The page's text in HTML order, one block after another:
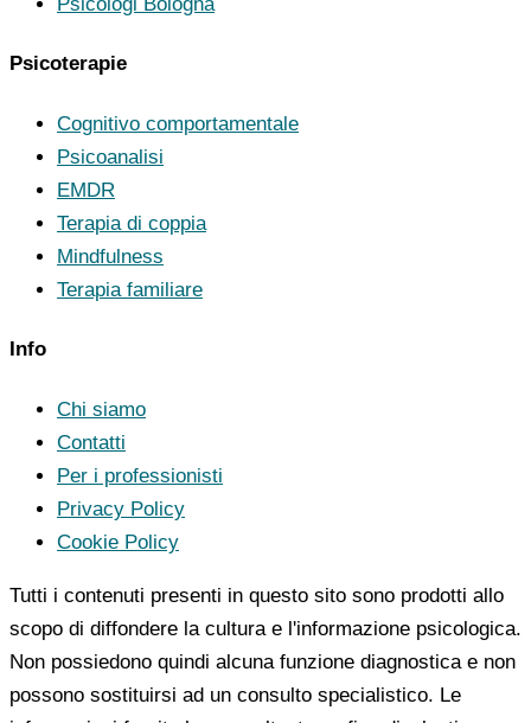
Psicoterapie
Cognitivo comportamentale
Psicoanalisi
EMDR
Terapia di coppia
Mindfulness
Terapia familiare
Info
Chi siamo
Contatti
Per i professionisti
Privacy Policy
Cookie Policy
Tutti i contenuti presenti in questo sito sono prodotti allo
scopo di diffondere la cultura e l'informazione psicologica.
Non possiedono quindi alcuna funzione diagnostica e non
possono sostituirsi ad un consulto specialistico. Le